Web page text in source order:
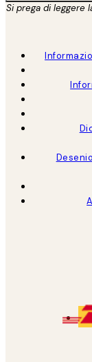
Si prega di leggere